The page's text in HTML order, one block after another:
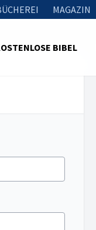
MAGAZIN
BIBEL